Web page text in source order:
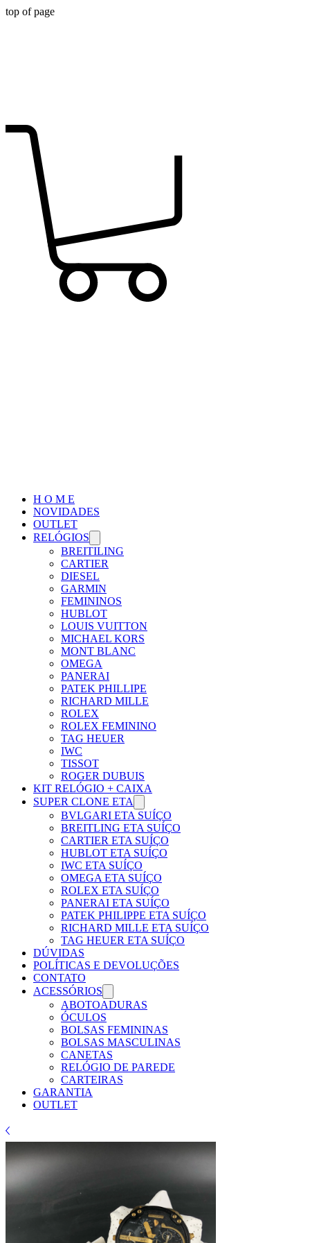
top of page
H O M E
NOVIDADES
OUTLET
RELÓGIOS
BREITILING
CARTIER
DIESEL
GARMIN
FEMININOS
HUBLOT
LOUIS VUITTON
MICHAEL KORS
MONT BLANC
OMEGA
PANERAI
PATEK PHILLIPE
RICHARD MILLE
ROLEX
ROLEX FEMININO
TAG HEUER
IWC
TISSOT
ROGER DUBUIS
KIT RELÓGIO + CAIXA
SUPER CLONE ETA
BVLGARI ETA SUÍÇO
BREITLING ETA SUÍÇO
CARTIER ETA SUÍÇO
HUBLOT ETA SUÍÇO
IWC ETA SUÍÇO
OMEGA ETA SUÍÇO
ROLEX ETA SUÍÇO
PANERAI ETA SUÍÇO
PATEK PHILIPPE ETA SUÍÇO
RICHARD MILLE ETA SUÍÇO
TAG HEUER ETA SUÍÇO
DÚVIDAS
POLÍTICAS E DEVOLUÇÕES
CONTATO
ACESSÓRIOS
ABOTOADURAS
ÓCULOS
BOLSAS FEMININAS
BOLSAS MASCULINAS
CANETAS
RELÓGIO DE PAREDE
CARTEIRAS
GARANTIA
OUTLET